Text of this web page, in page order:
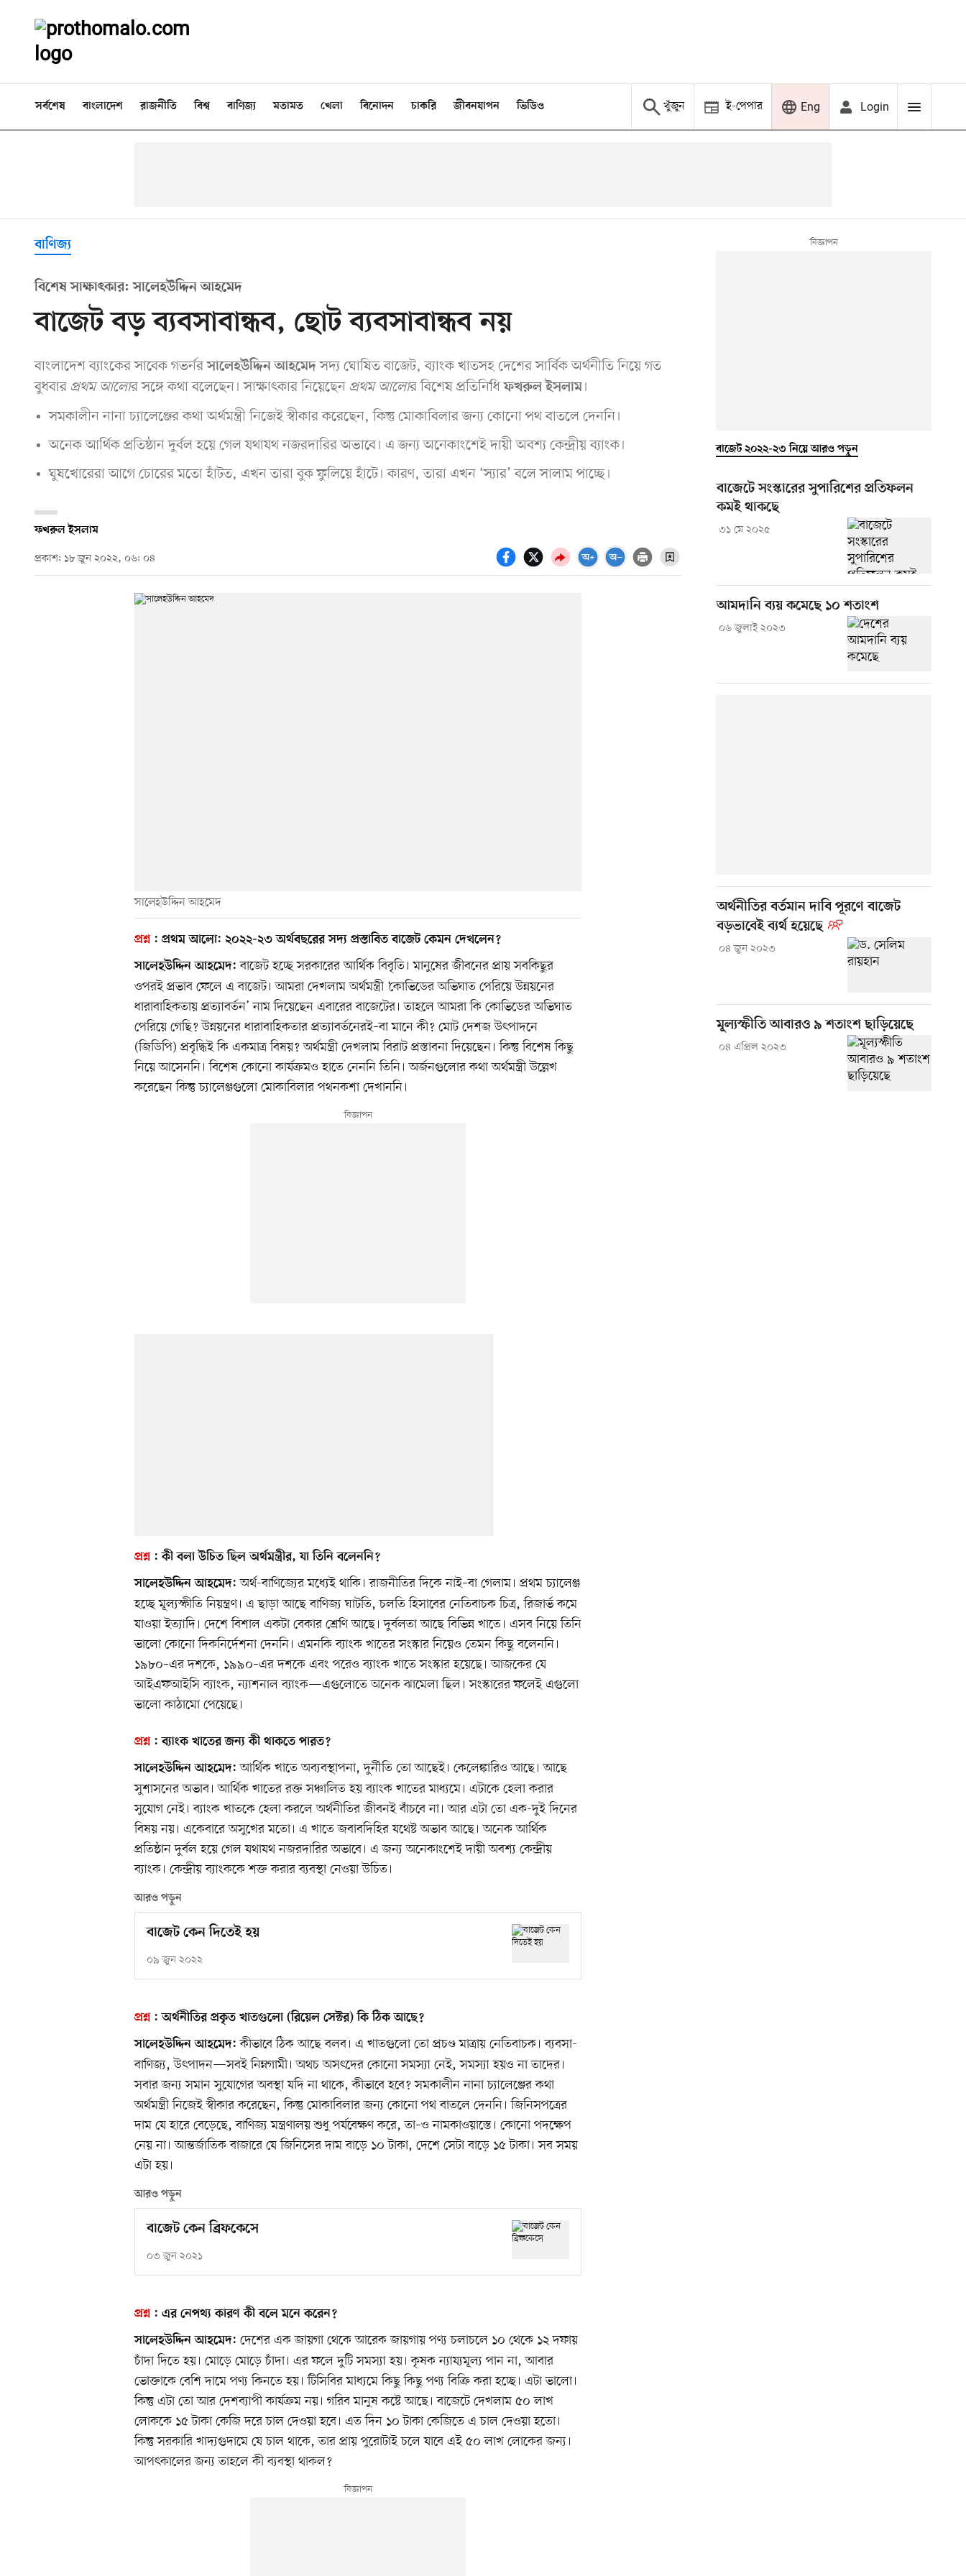
সর্বশেষ বাংলাদেশ রাজনীতি বিশ্ব বাণিজ্য মতামত খেলা বিনোদন চাকরি জীবনযাপন ভিডিও খুঁজুন ই-পেপার Eng Login
বাণিজ্য
বিশেষ সাক্ষাৎকার: সালেহউদ্দিন আহমেদ
বাজেট বড় ব্যবসাবান্ধব, ছোট ব্যবসাবান্ধব নয়
বাংলাদেশ ব্যাংকের সাবেক গভর্নরসালেহউদ্দিন আহমেদসদ্য ঘোষিত বাজেট, ব্যাংক খাতসহ দেশের সার্বিক অর্থনীতি নিয়ে গত
বুধবার প্রথম আলোর সঙ্গে কথা বলেছেন। সাক্ষাৎকার নিয়েছেন প্রথম আলোর বিশেষ প্রতিনিধিফখরুল ইসলাম।
সমকালীন নানা চ্যালেঞ্জের কথা অর্থমন্ত্রী নিজেই স্বীকার করেছেন, কিন্তু মোকাবিলার জন্য কোনো পথ বাতলে দেননি।
অনেক আর্থিক প্রতিষ্ঠান দুর্বল হয়ে গেল যথাযথ নজরদারির অভাবে। এ জন্য অনেকাংশেই দায়ী অবশ্য কেন্দ্রীয় ব্যাংক।
ঘুষখোরেরা আগে চোরের মতো হাঁটত, এখন তারা বুক ফুলিয়ে হাঁটে। কারণ, তারা এখন ‘স্যার’ বলে সালাম পাচ্ছে।
ফখরুল ইসলাম
প্রকাশ: ১৮ জুন ২০২২, ০৬: ০৪
সালেহউদ্দিন আহমেদ
প্রশ্ন: প্রথম আলো: ২০২২-২৩ অর্থবছরের সদ্য প্রস্তাবিত বাজেট কেমন দেখলেন?
সালেহউদ্দিন আহমেদ: বাজেট হচ্ছে সরকারের আর্থিক বিবৃতি। মানুষের জীবনের প্রায় সবকিছুর
ওপরই প্রভাব ফেলে এ বাজেট। আমরা দেখলাম অর্থমন্ত্রী ‘কোভিডের অভিঘাত পেরিয়ে উন্নয়নের
ধারাবাহিকতায় প্রত্যাবর্তন’ নাম দিয়েছেন এবারের বাজেটের। তাহলে আমরা কি কোভিডের অভিঘাত
পেরিয়ে গেছি? উন্নয়নের ধারাবাহিকতার প্রত্যাবর্তনেরই–বা মানে কী? মোট দেশজ উৎপাদনে
(জিডিপি) প্রবৃদ্ধিই কি একমাত্র বিষয়? অর্থমন্ত্রী দেখলাম বিরাট প্রস্তাবনা দিয়েছেন। কিন্তু বিশেষ কিছু
নিয়ে আসেননি। বিশেষ কোনো কার্যক্রমও হাতে নেননি তিনি। অর্জনগুলোর কথা অর্থমন্ত্রী উল্লেখ
করেছেন কিন্তু চ্যালেঞ্জগুলো মোকাবিলার পথনকশা দেখাননি।
প্রশ্ন:কী বলা উচিত ছিল অর্থমন্ত্রীর, যা তিনি বলেননি?
সালেহউদ্দিন আহমেদ: অর্থ-বাণিজ্যের মধ্যেই থাকি। রাজনীতির দিকে নাই–বা গেলাম। প্রথম চ্যালেঞ্জ
হচ্ছে মূল্যস্ফীতি নিয়ন্ত্রণ। এ ছাড়া আছে বাণিজ্য ঘাটতি, চলতি হিসাবের নেতিবাচক চিত্র, রিজার্ভ কমে
যাওয়া ইত্যাদি। দেশে বিশাল একটা বেকার শ্রেণি আছে। দুর্বলতা আছে বিভিন্ন খাতে। এসব নিয়ে তিনি
ভালো কোনো দিকনির্দেশনা দেননি। এমনকি ব্যাংক খাতের সংস্কার নিয়েও তেমন কিছু বলেননি।
১৯৮০–এর দশকে, ১৯৯০–এর দশকে এবং পরেও ব্যাংক খাতে সংস্কার হয়েছে। আজকের যে
আইএফআইসি ব্যাংক, ন্যাশনাল ব্যাংক—এগুলোতে অনেক ঝামেলা ছিল। সংস্কারের ফলেই এগুলো
ভালো কাঠামো পেয়েছে।
প্রশ্ন:ব্যাংক খাতের জন্য কী থাকতে পারত?
সালেহউদ্দিন আহমেদ: আর্থিক খাতে অব্যবস্থাপনা, দুর্নীতি তো আছেই। কেলেঙ্কারিও আছে। আছে
সুশাসনের অভাব। আর্থিক খাতের রক্ত সঞ্চালিত হয় ব্যাংক খাতের মাধ্যমে। এটাকে হেলা করার
সুযোগ নেই। ব্যাংক খাতকে হেলা করলে অর্থনীতির জীবনই বাঁচবে না। আর এটা তো এক-দুই দিনের
বিষয় নয়। একেবারে অসুখের মতো। এ খাতে জবাবদিহির যথেষ্ট অভাব আছে। অনেক আর্থিক
প্রতিষ্ঠান দুর্বল হয়ে গেল যথাযথ নজরদারির অভাবে। এ জন্য অনেকাংশেই দায়ী অবশ্য কেন্দ্রীয়
ব্যাংক। কেন্দ্রীয় ব্যাংককে শক্ত করার ব্যবস্থা নেওয়া উচিত।
আরও পড়ুন
বাজেট কেন দিতেই হয়
০৯ জুন ২০২২
প্রশ্ন:অর্থনীতির প্রকৃত খাতগুলো (রিয়েল সেক্টর) কি ঠিক আছে?
সালেহউদ্দিন আহমেদ:কীভাবে ঠিক আছে বলব। এ খাতগুলো তো প্রচণ্ড মাত্রায় নেতিবাচক। ব্যবসা-
বাণিজ্য, উৎপাদন—সবই নিম্নগামী। অথচ অসৎদের কোনো সমস্যা নেই, সমস্যা হয়ও না তাদের।
সবার জন্য সমান সুযোগের অবস্থা যদি না থাকে, কীভাবে হবে? সমকালীন নানা চ্যালেঞ্জের কথা
অর্থমন্ত্রী নিজেই স্বীকার করেছেন, কিন্তু মোকাবিলার জন্য কোনো পথ বাতলে দেননি। জিনিসপত্রের
দাম যে হারে বেড়েছে, বাণিজ্য মন্ত্রণালয় শুধু পর্যবেক্ষণ করে, তা–ও নামকাওয়াস্তে। কোনো পদক্ষেপ
নেয় না। আন্তর্জাতিক বাজারে যে জিনিসের দাম বাড়ে ১০ টাকা, দেশে সেটা বাড়ে ১৫ টাকা। সব সময়
এটা হয়।
আরও পড়ুন
বাজেট কেন ব্রিফকেসে
০৩ জুন ২০২১
প্রশ্ন: এর নেপথ্য কারণ কী বলে মনে করেন?
সালেহউদ্দিন আহমেদ: দেশের এক জায়গা থেকে আরেক জায়গায় পণ্য চলাচলে ১০ থেকে ১২ দফায়
চাঁদা দিতে হয়। মোড়ে মোড়ে চাঁদা। এর ফলে দুটি সমস্যা হয়। কৃষক ন্যায্যমূল্য পান না, আবার
ভোক্তাকে বেশি দামে পণ্য কিনতে হয়। টিসিবির মাধ্যমে কিছু কিছু পণ্য বিক্রি করা হচ্ছে। এটা ভালো।
কিন্তু এটা তো আর দেশব্যাপী কার্যক্রম নয়। গরিব মানুষ কষ্টে আছে। বাজেটে দেখলাম ৫০ লাখ
লোককে ১৫ টাকা কেজি দরে চাল দেওয়া হবে। এত দিন ১০ টাকা কেজিতে এ চাল দেওয়া হতো।
কিন্তু সরকারি খাদ্যগুদামে যে চাল থাকে, তার প্রায় পুরোটাই চলে যাবে এই ৫০ লাখ লোকের জন্য।
আপৎকালের জন্য তাহলে কী ব্যবস্থা থাকল?
বাজেট ২০২২-২৩ নিয়ে আরও পড়ুন
বাজেটে সংস্কারের সুপারিশের প্রতিফলন
কমই থাকছে
৩১ মে ২০২৫
আমদানি ব্যয় কমেছে ১০ শতাংশ
০৬ জুলাই ২০২৩
অর্থনীতির বর্তমান দাবি পূরণে বাজেট
বড়ভাবেই ব্যর্থ হয়েছে
০৪ জুন ২০২৩
মূল্যস্ফীতি আবারও ৯ শতাংশ ছাড়িয়েছে
০৪ এপ্রিল ২০২৩